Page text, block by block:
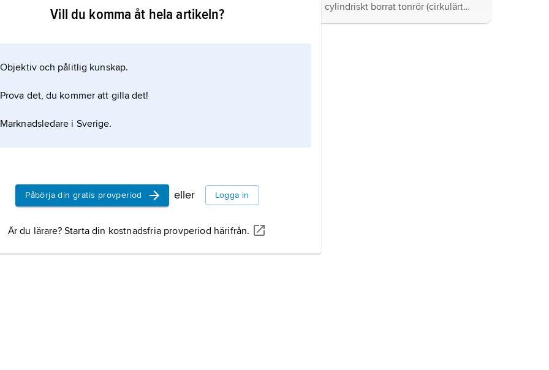
och följdes av olika konstruktioner.
tonrör tillkoppla en rörbygel.
Vill du komma åt hela artikeln?
Objektiv och pålitlig kunskap.
Prova det, du kommer att gilla det!
Marknadsledare i Sverige.
Påbörja din gratis provperiod eller Logga in
Är du lärare? Starta din kostnadsfria provperiod härifrån.
cylindriskt borrat tonrör (cirkulärt
böjt två och ett halvt varv),